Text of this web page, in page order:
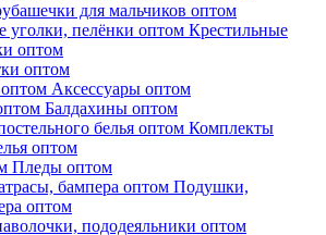
для мальчиков оптом
Крестильные
оптом
оптом
Аксессуары оптом
Балдахины оптом
Комплекты
оптом
Пледы оптом
Подушки,
оптом